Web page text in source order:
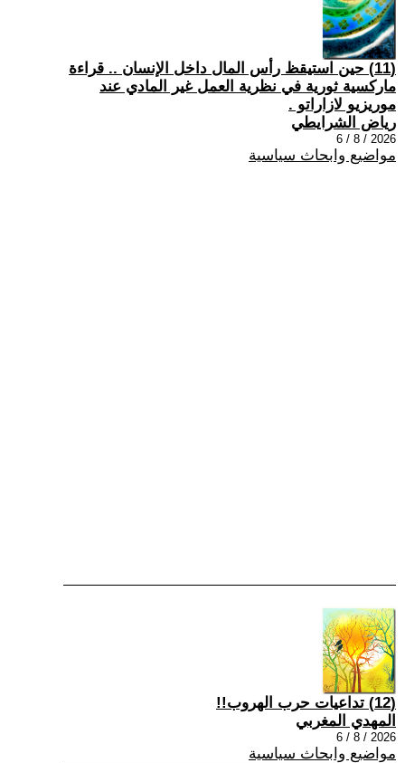
(11) حين استيقظ رأس المال داخل الإنسان .. قراءة
ماركسية ثورية في نظرية العمل غير المادي عند
موريزيو لازاراتو .
رياض الشرايطي
2026 / 8 / 6
مواضيع وابحاث سياسية
(12) تداعيات حرب الهروب!!
المهدي المغربي
2026 / 8 / 6
مواضيع وابحاث سياسية